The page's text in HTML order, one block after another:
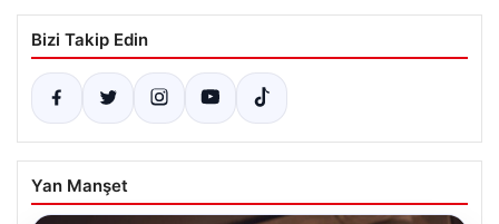
Bizi Takip Edin
Yan Manşet